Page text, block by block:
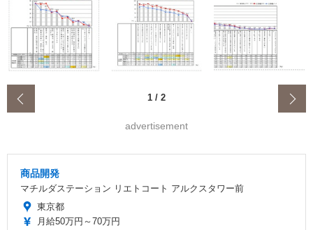
1 / 2
advertisement
商品開発
マチルダステーション リエトコート アルクスタワー前
東京都
月給50万円～70万円